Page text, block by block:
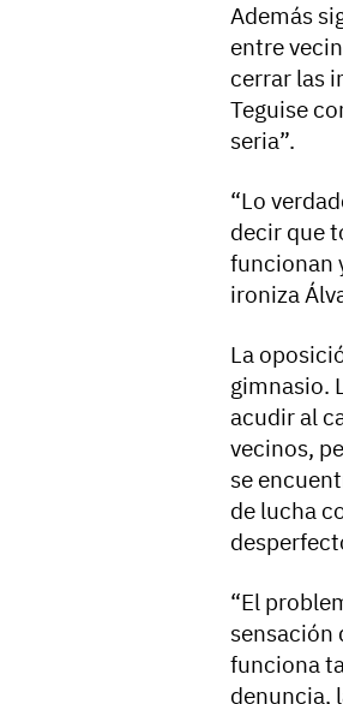
Además
entre
cerrar las
Teguise
seria”.
“Lo
decir que
funcionan
ironiza
La
gimnasio.
acudir al
vecinos,
se
de lucha
“El
sensación
funciona
denuncia,